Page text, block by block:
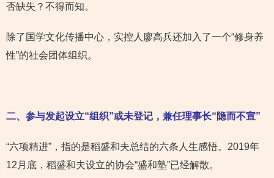
否缺失？不得而知。
除了国学文化传播中心，实控人廖高兵还加入了一个“修身养
性”的社会团体组织。
二、参与发起设立“组织”或未登记，兼任理事长“隐而不宣”
“六项精进”，指的是稻盛和夫总结的六条人生感悟。2019年
12月底，稻盛和夫设立的协会“盛和塾”已经解散。